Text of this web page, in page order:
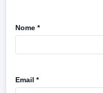
Nome *
Email *